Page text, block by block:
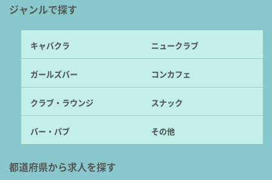
ジャンルで探す
キャバクラ ニュークラブ
ガールズバー コンカフェ
クラブ・ラウンジ スナック
バー・パブ その他
都道府県から求人を探す